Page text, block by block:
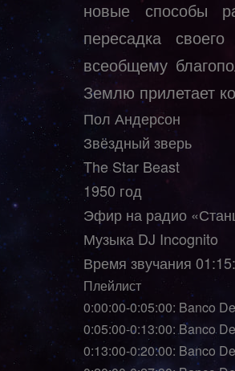
новые способы
пересадка
всеобщему
Землю прилетает
Пол Андерсон
Звёздный зверь
The Star Beast
1950 год
Эфир на радио
Музыка DJ Incognito
Время звучания
Плейлист
0:00:00-0:05:00: Banco
0:05:00-0:13:00: Banco
0:13:00-0:20:00: Banco